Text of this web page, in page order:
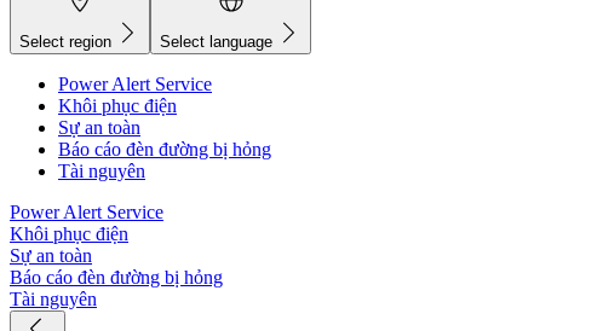
Select region Select language
Power Alert Service
Khôi phục điện
Sự an toàn
Báo cáo đèn đường bị hỏng
Tài nguyên
Power Alert Service
Khôi phục điện
Sự an toàn
Báo cáo đèn đường bị hỏng
Tài nguyên